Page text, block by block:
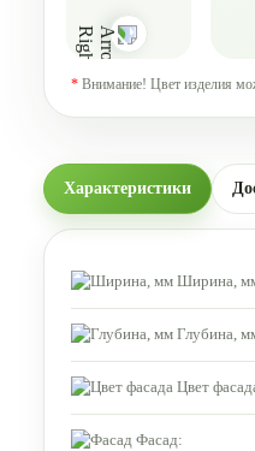
* Внимание! Цвет изделия
Характеристики
Ширина,
Глубина,
Цвет
Фасад: